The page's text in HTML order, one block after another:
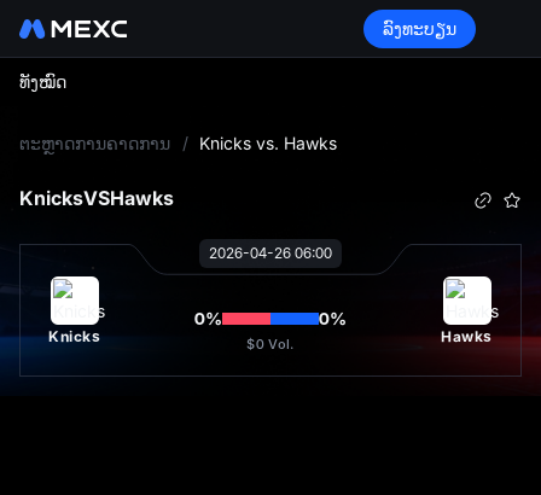
ລົງທະບຽນ
ທັງໝົດ
ຕະຫຼາດການຄາດການ / Knicks vs. Hawks
KnicksVSHawks
2026-04-26 06:00
Knicks
0% 0%
$0 Vol. Hawks